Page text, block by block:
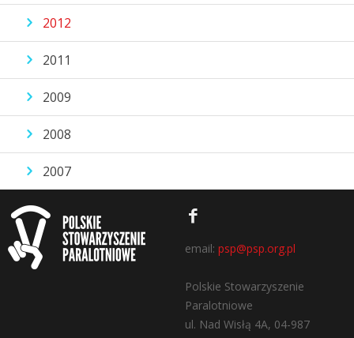
2012
2011
2009
2008
2007
email: psp@psp.org.pl
Polskie Stowarzyszenie
Paralotniowe
ul. Nad Wisłą 4A, 04-987